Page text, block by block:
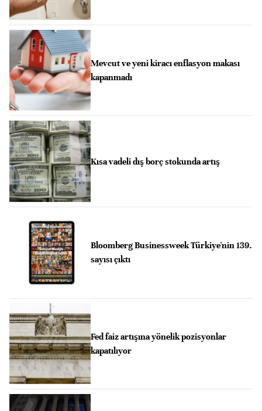
Mevcut ve yeni kiracı enflasyon makası
kapanmadı
Kısa vadeli dış borç stokunda artış
Bloomberg Businessweek Türkiye'nin 139.
sayısı çıktı
Fed faiz artışına yönelik pozisyonlar
kapatılıyor